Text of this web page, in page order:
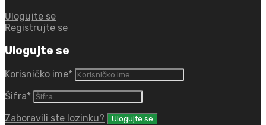
Ulogujte se
Registrujte se
Ulogujte se
Korisničko ime*
Šifra*
Zaboravili ste lozinku?